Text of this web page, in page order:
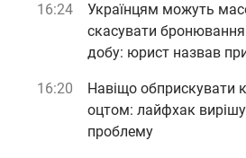
16:24
Українцям можуть
скасувати
добу: юрист назвав
16:20
Навіщо обприскувати
оцтом: лайфхак
проблему